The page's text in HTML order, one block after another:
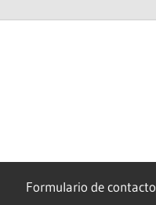
Formulario de contacto